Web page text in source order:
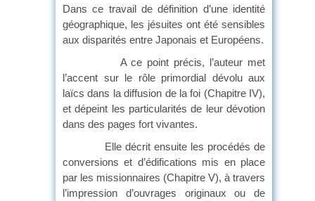
Dans ce travail de définition d’une identité
géographique, les jésuites ont été sensibles
aux disparités entre Japonais et Européens.
A ce point précis, l’auteur met
l’accent sur le rôle primordial dévolu aux
laïcs dans la diffusion de la foi (Chapitre IV),
et dépeint les particularités de leur dévotion
dans des pages fort vivantes.
Elle décrit ensuite les procédés de
conversions et d’édifications mis en place
par les missionnaires (Chapitre V), à travers
l’impression d’ouvrages originaux ou de